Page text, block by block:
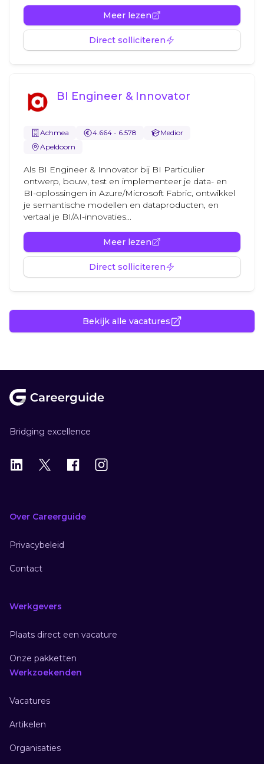
Meer lezen
Direct solliciteren
BI Engineer & Innovator
Achmea 4.664 - 6.578
Medior
Apeldoorn
Als BI Engineer & Innovator bij BI Particulier
ontwerp, bouw, test en implementeer je data- en
BI-oplossingen in Azure/Microsoft Fabric, ontwikkel
je semantische modellen en dataproducten, en
vertaal je BI/AI-innovaties...
Meer lezen
Direct solliciteren
Bekijk alle vacatures
Bridging excellence
LinkedIn
X Instagram
Over Careerguide
Privacybeleid
Contact
Werkgevers
Plaats direct een vacature
Onze pakketten
Werkzoekenden
Vacatures
Artikelen
Organisaties